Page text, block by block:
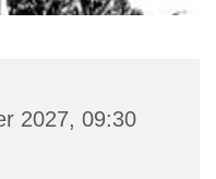
2027, 09:30